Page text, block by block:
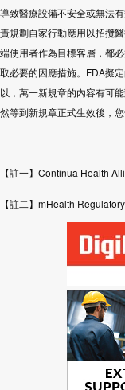
導致醫療設備不安全或無法
責規劃自家行動應用以招攬
端使用者作為目標客層，都
取必要的因應措施。 FDA擬
以，萬一新規章的內容有可
然等到新規章正式生效後，
【註一】 Continua Health
【註二】 mHealth